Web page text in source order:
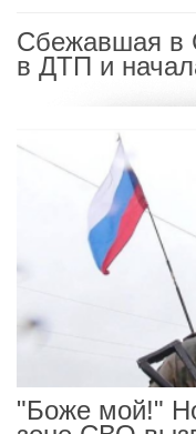
Сбежавшая в
в ДТП и
"Боже мой!"